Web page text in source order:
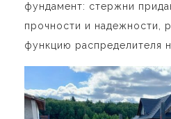
фундамент: стержни
прочности и надежности,
функцию распределителя